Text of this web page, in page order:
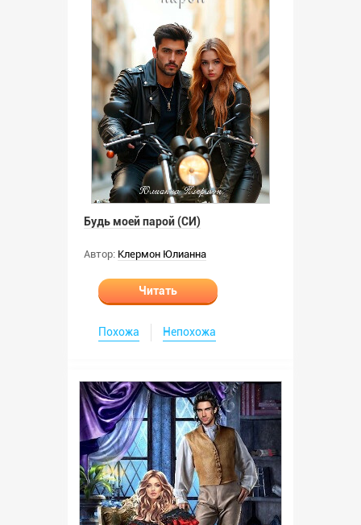
Будь моей парой (СИ)
Автор: Клермон Юлианна
Читать
Похожа Непохожа